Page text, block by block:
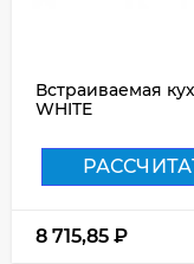
Встраиваемая
WHITE
8 715,85 ₽